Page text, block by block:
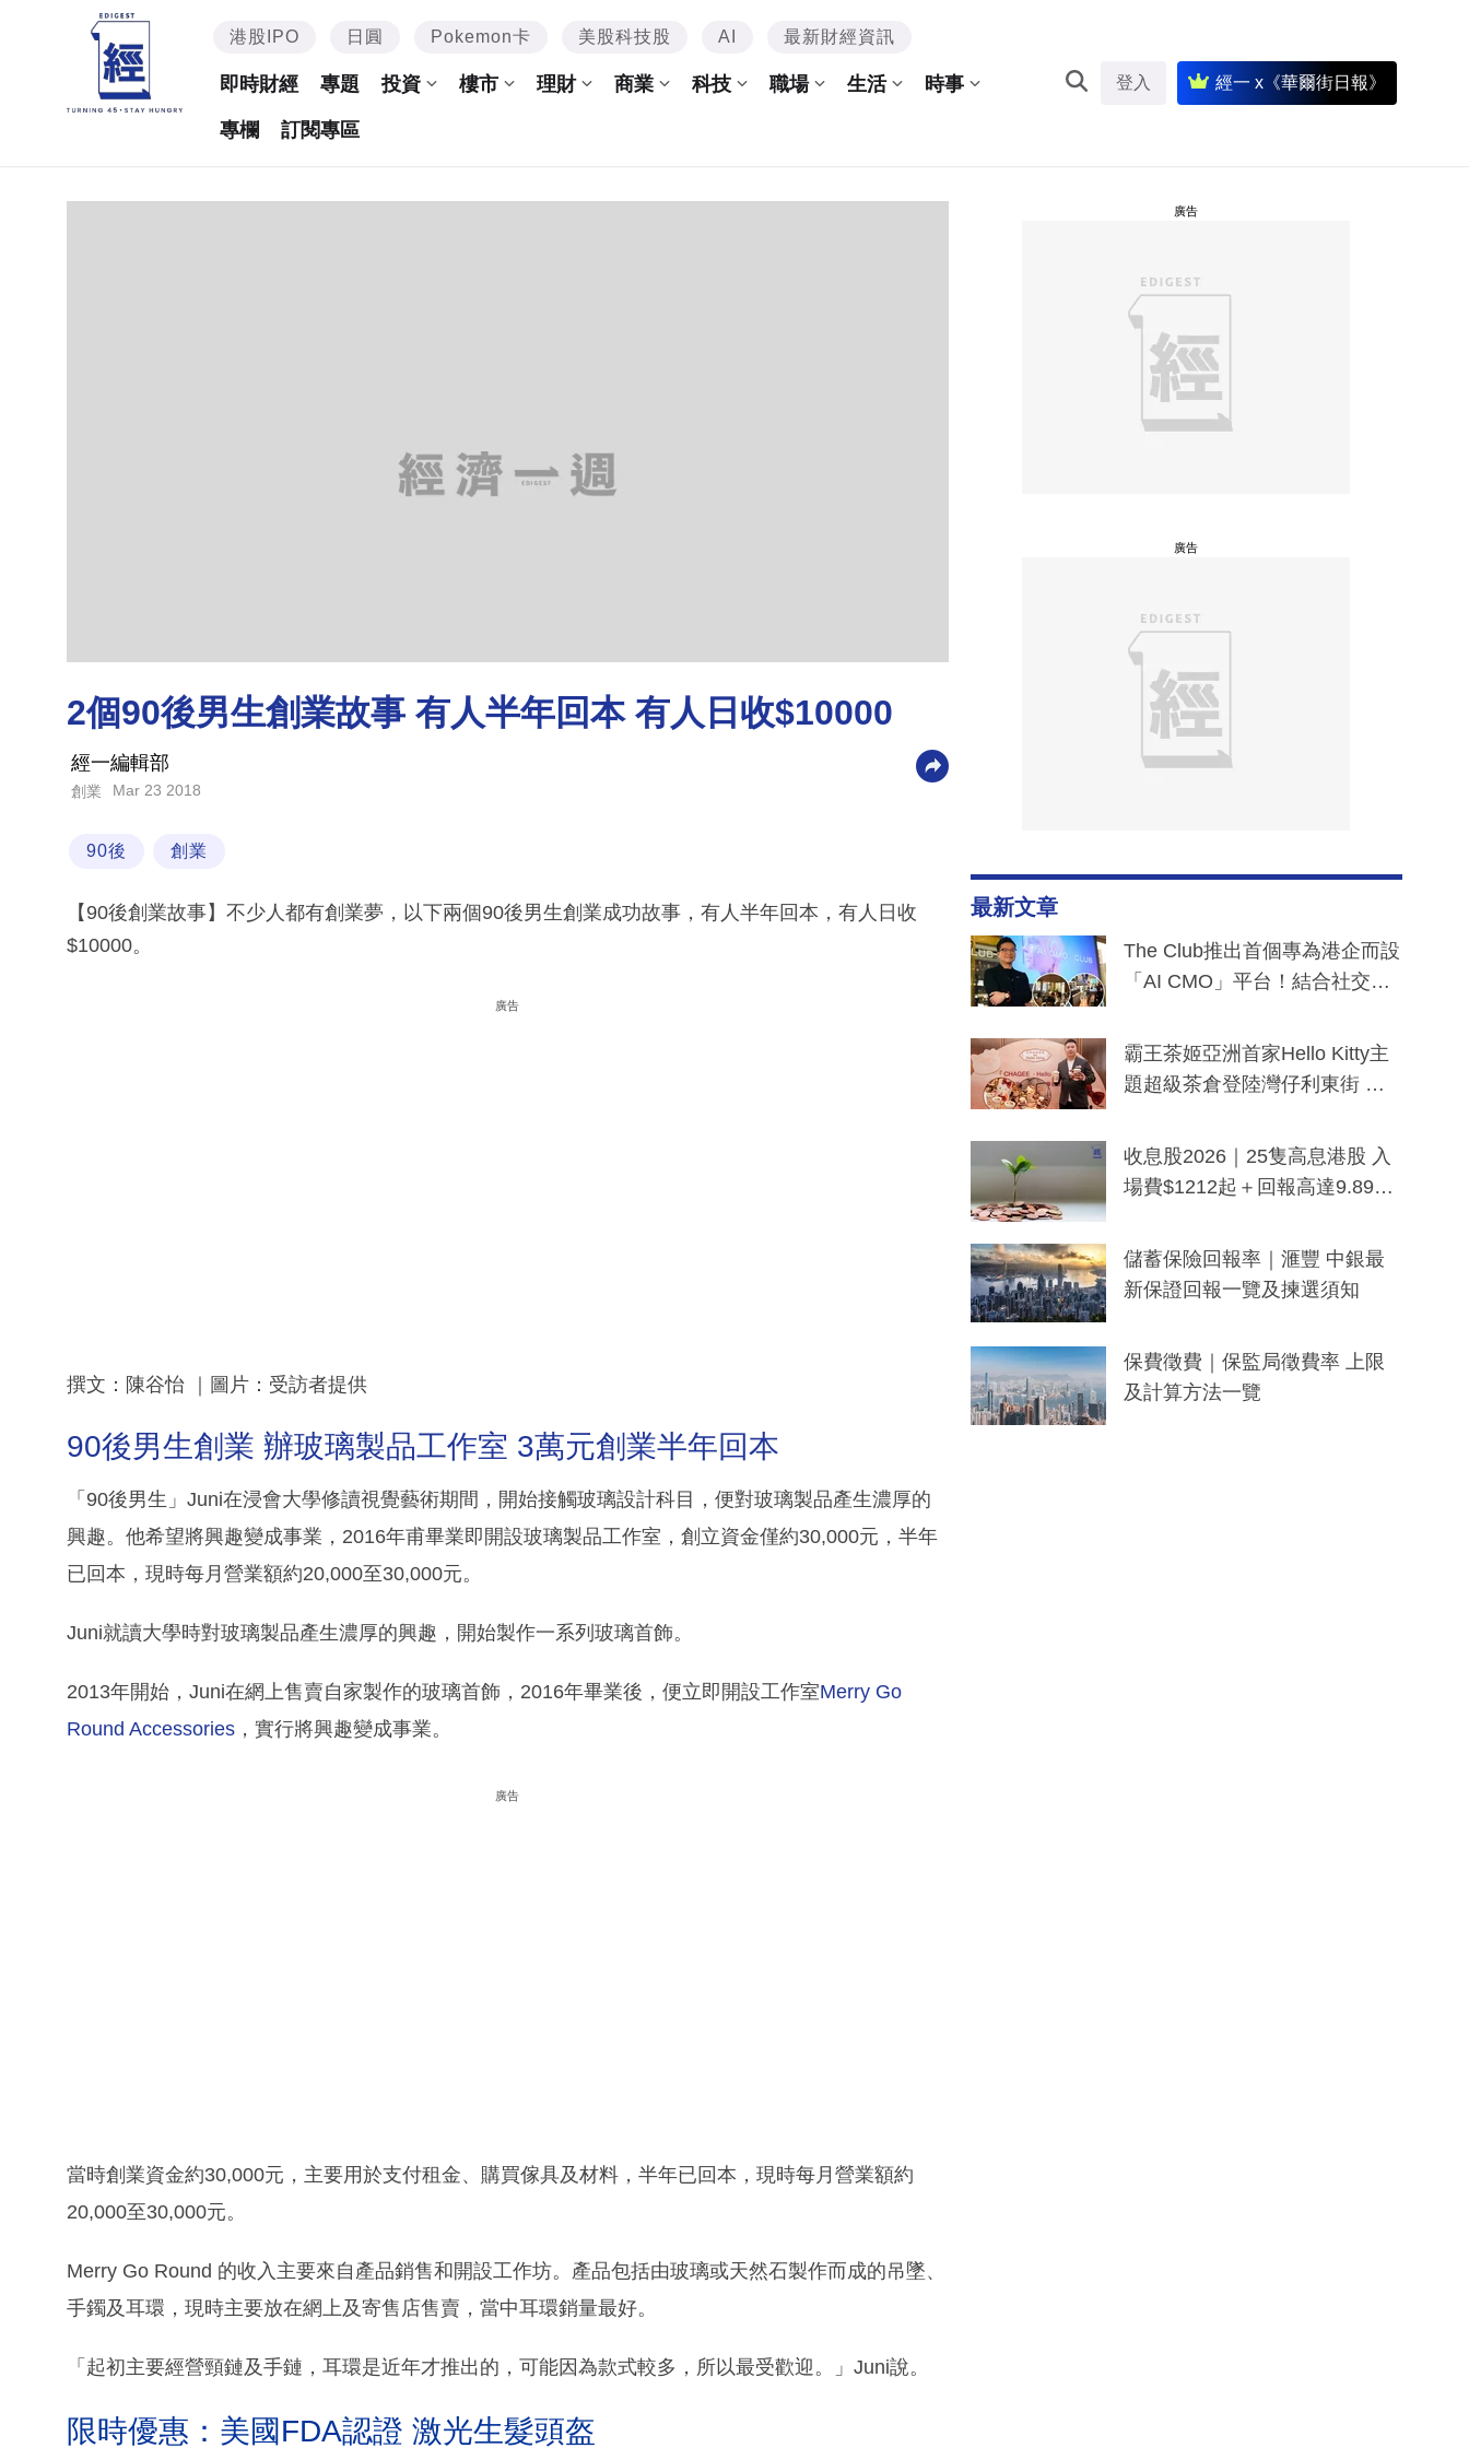
港股IPO 日圓 Pokemon卡 美股科技股 AI 最新財經資訊
即時財經 專題 投資 樓市 理財 商業 科技 職場 生活 時事
專欄 訂閱專區
登入 經一 x《華爾街日報》
2個90後男生創業故事 有人半年回本 有人日收$10000
經一編輯部
創業 Mar 23 2018
90後 創業
【90後創業故事】不少人都有創業夢，以下兩個90後男生創業成功故事，有人半年回本，有人日收
$10000。
廣告
撰文：陳谷怡 ｜圖片：受訪者提供
90後男生創業 辦玻璃製品工作室 3萬元創業半年回本
「90後男生」Juni在浸會大學修讀視覺藝術期間，開始接觸玻璃設計科目，便對玻璃製品產生濃厚的
興趣。他希望將興趣變成事業，2016年甫畢業即開設玻璃製品工作室，創立資金僅約30,000元，半年
已回本，現時每月營業額約20,000至30,000元。
Juni就讀大學時對玻璃製品產生濃厚的興趣，開始製作一系列玻璃首飾。
2013年開始，Juni在網上售賣自家製作的玻璃首飾，2016年畢業後，便立即開設工作室Merry Go
Round Accessories ，實行將興趣變成事業。
廣告
當時創業資金約30,000元，主要用於支付租金、購買傢具及材料，半年已回本，現時每月營業額約
20,000至30,000元。
Merry Go Round 的收入主要來自產品銷售和開設工作坊。產品包括由玻璃或天然石製作而成的吊墜、
手鐲及耳環，現時主要放在網上及寄售店售賣，當中耳環銷量最好。
「起初主要經營頸鏈及手鏈，耳環是近年才推出的，可能因為款式較多，所以最受歡迎。」Juni說。
限時優惠：美國FDA認證 激光生髮頭盔
廣告
廣告
最新文章
The Club推出首個專為港企而設
「AI CMO」平台！結合社交聆
分鐘生成「貼地」宣傳短片
霸王茶姬亞洲首家Hello Kitty主
題超級茶倉登陸灣仔利東街 推
y及香港限定特調系列
收息股2026｜25隻高息港股 入
場費$1212起＋回報高達9.89
儲蓄保險回報率｜滙豐 中銀最
新保證回報一覽及揀選須知
保費徵費｜保監局徵費率 上限
及計算方法一覽